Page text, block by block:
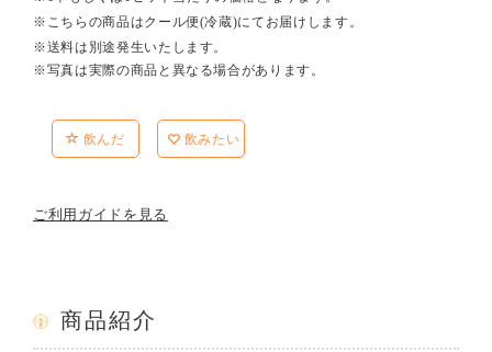
※こちらの商品はクール便(冷蔵)にてお届けします。
※送料は別途発生いたします。
※写真は実際の商品と異なる場合があります。
飲んだ 飲みたい
ご利用ガイドを見る
商品紹介